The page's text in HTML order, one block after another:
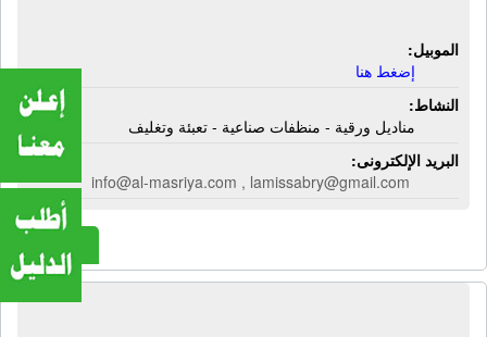
الموبيل:
إضغط هنا
النشاط:
مناديل ورقية - منظفات صناعية - تعبئة وتغليف
البريد الإلكترونى:
info@al-masriya.com , lamissabry@gmail.com